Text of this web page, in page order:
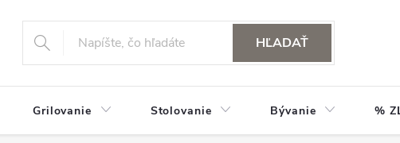
HĽADAŤ
Grilovanie Stolovanie Bývanie %